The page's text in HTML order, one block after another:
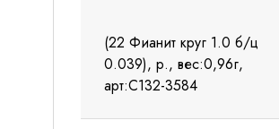
(22 Фианит круг 1.0 б/ц
0.039), р., вес:0,96г,
арт:С132-3584